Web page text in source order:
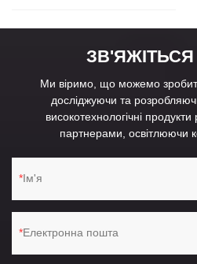
Ми віримо, що можемо
досліджуючи та
високотехнологічні
партнерами, освітлюючи
Ім'я
Електронна пошта